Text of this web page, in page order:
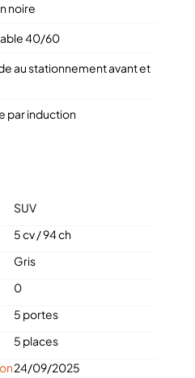
noire
40/60
au stationnement avant et
par induction
SUV
5 cv/94 ch
Gris
0
5 portes
5 places
24/09/2025